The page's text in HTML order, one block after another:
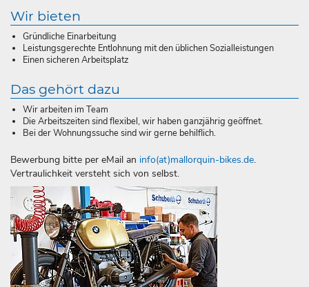
Wir bieten
Gründliche Einarbeitung
Leistungsgerechte Entlohnung mit den üblichen Sozialleistungen
Einen sicheren Arbeitsplatz
Das gehört dazu
Wir arbeiten im Team
Die Arbeitszeiten sind flexibel, wir haben ganzjährig geöffnet.
Bei der Wohnungssuche sind wir gerne behilflich.
Bewerbung bitte per eMail an info(at)mallorquin-bikes.de.
Vertraulichkeit versteht sich von selbst.